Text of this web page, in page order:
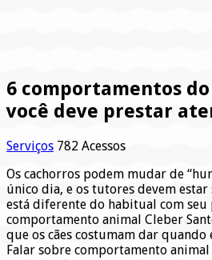
6 comportamentos
você deve prestar
Serviços 782 Acessos
Os cachorros podem mudar de
único dia, e os tutores devem
está diferente do habitual com seu
comportamento animal Cleber
que os cães costumam dar
Falar sobre comportamento